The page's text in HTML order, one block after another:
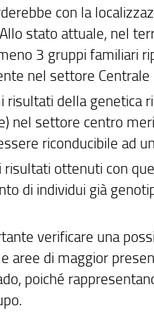
con la
stato attuale, nel
3 gruppi familiari
nel settore
risultati della genetica
nel settore centro
riconducibile ad
risultati ottenuti con
di individui già
verificare una
aree di maggior
poiché